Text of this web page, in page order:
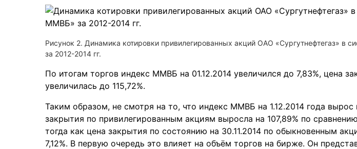
Рисунок 2. Динамика котировки привилегированных акций ОАО «Сургутнефтегаз» в
за 2012-2014 гг.
По итогам торгов индекс ММВБ на 01.12.2014 увеличился до 7,83%, цена
увеличилась до 115,72%.
Таким образом, не смотря на то, что индекс ММВБ на 1.12.2014 года вырос
закрытия по привилегированным акциям выросла на 107,89% по
тогда как цена закрытия по состоянию на 30.11.2014 по обыкновенным
7,12%. В первую очередь это влияет на объём торгов на бирже. Он